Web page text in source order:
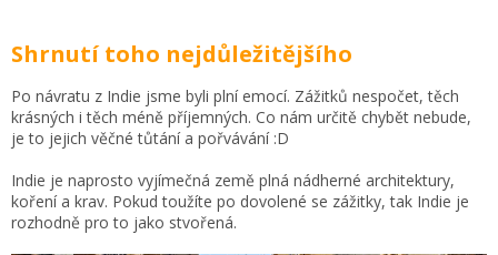
Shrnutí toho nejdůležitějšího
Po návratu z Indie jsme byli plní emocí. Zážitků nespočet, těch
krásných i těch méně příjemných. Co nám určitě chybět nebude,
je to jejich věčné tůtání a pořvávání :D
Indie je naprosto vyjímečná země plná nádherné architektury,
koření a krav. Pokud toužíte po dovolené se zážitky, tak Indie je
rozhodně pro to jako stvořená.